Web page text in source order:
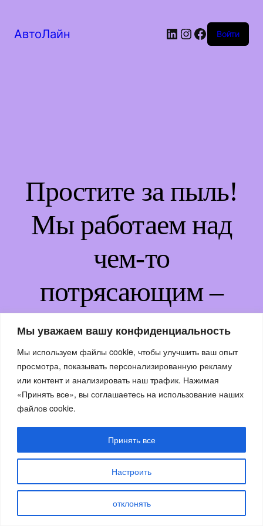
Мы уважаем вашу конфиденциальность
Мы используем файлы cookie, чтобы улучшить ваш опыт
просмотра, показывать персонализированную рекламу
или контент и анализировать наш трафик. Нажимая
«Принять все», вы соглашаетесь на использование наших
файлов cookie.
Настроить
отклонять
Принять все
АвтоЛайн LinkedIn
Instagram
Facebook
Войти
Простите за пыль!
Мы работаем над
чем-то
потрясающим –
возвращайтесь
немного позже!